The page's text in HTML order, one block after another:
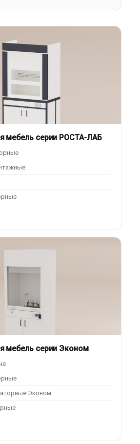
мебель серии РОСТА-ЛАБ
мебель серии Эконом
Эконом